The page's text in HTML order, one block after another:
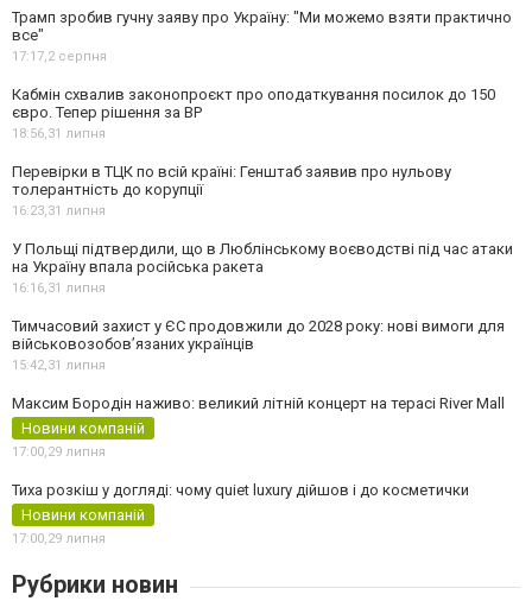
Трамп зробив гучну заяву про Україну: "Ми можемо взяти практично
все"
17:17,2 серпня
Кабмін схвалив законопроєкт про оподаткування посилок до 150
євро. Тепер рішення за ВР
18:56,31 липня
Перевірки в ТЦК по всій країні: Генштаб заявив про нульову
толерантність до корупції
16:23,31 липня
У Польщі підтвердили, що в Люблінському воєводстві під час атаки
на Україну впала російська ракета
16:16,31 липня
Тимчасовий захист у ЄС продовжили до 2028 року: нові вимоги для
військовозобов’язаних українців
15:42,31 липня
Максим Бородін наживо: великий літній концерт на терасі River Mall
Новини компаній
17:00,29 липня
Тиха розкіш у догляді: чому quiet luxury дійшов і до косметички
Новини компаній
17:00,29 липня
Рубрики новин